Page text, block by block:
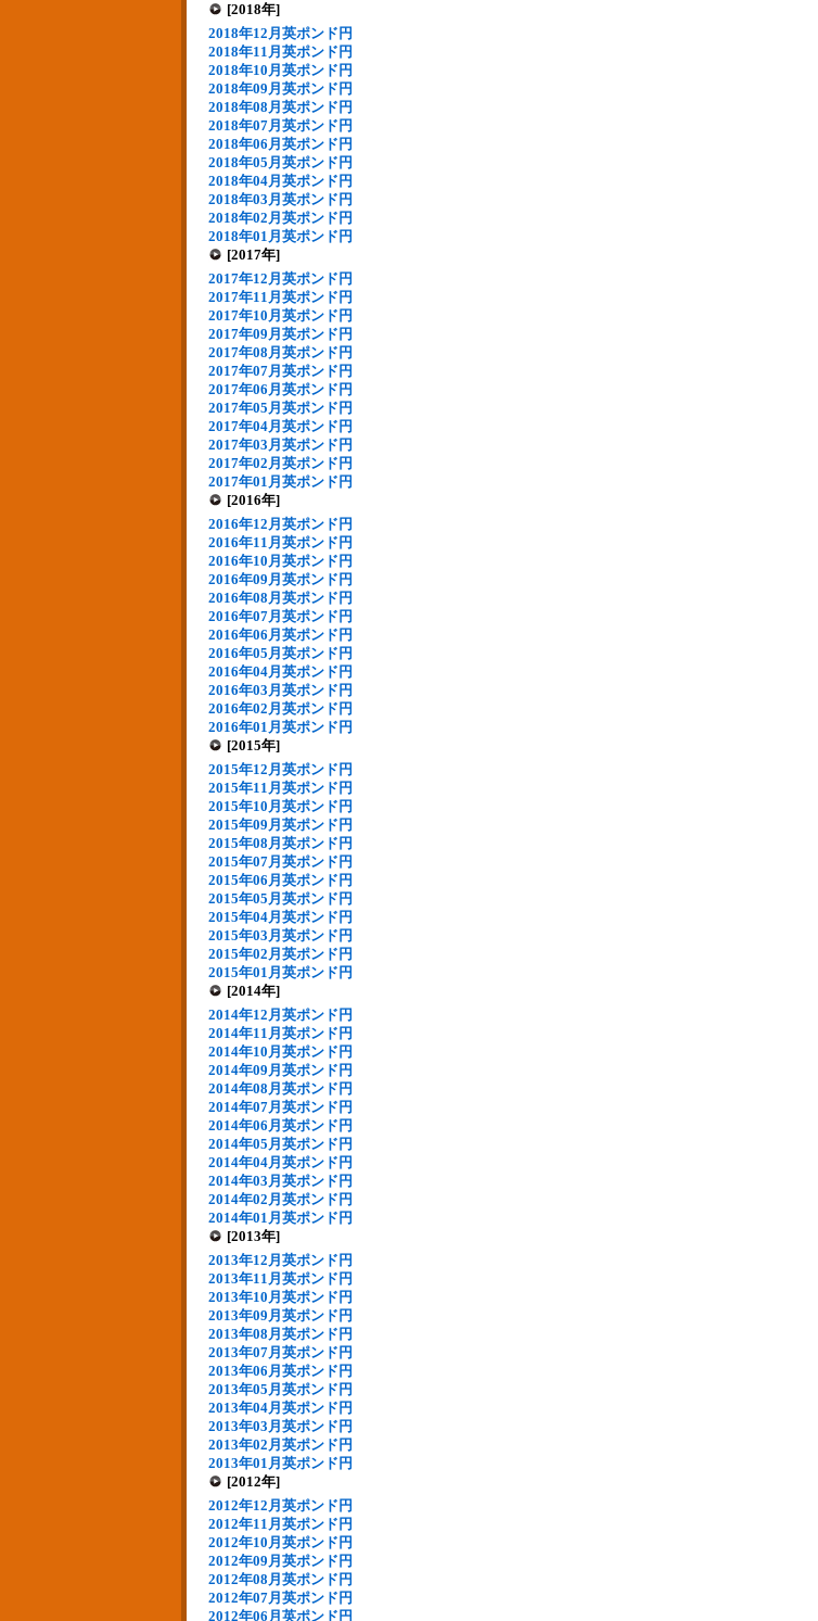
[2018年]
2018年12月英ポンド円
2018年11月英ポンド円
2018年10月英ポンド円
2018年09月英ポンド円
2018年08月英ポンド円
2018年07月英ポンド円
2018年06月英ポンド円
2018年05月英ポンド円
2018年04月英ポンド円
2018年03月英ポンド円
2018年02月英ポンド円
2018年01月英ポンド円
[2017年]
2017年12月英ポンド円
2017年11月英ポンド円
2017年10月英ポンド円
2017年09月英ポンド円
2017年08月英ポンド円
2017年07月英ポンド円
2017年06月英ポンド円
2017年05月英ポンド円
2017年04月英ポンド円
2017年03月英ポンド円
2017年02月英ポンド円
2017年01月英ポンド円
[2016年]
2016年12月英ポンド円
2016年11月英ポンド円
2016年10月英ポンド円
2016年09月英ポンド円
2016年08月英ポンド円
2016年07月英ポンド円
2016年06月英ポンド円
2016年05月英ポンド円
2016年04月英ポンド円
2016年03月英ポンド円
2016年02月英ポンド円
2016年01月英ポンド円
[2015年]
2015年12月英ポンド円
2015年11月英ポンド円
2015年10月英ポンド円
2015年09月英ポンド円
2015年08月英ポンド円
2015年07月英ポンド円
2015年06月英ポンド円
2015年05月英ポンド円
2015年04月英ポンド円
2015年03月英ポンド円
2015年02月英ポンド円
2015年01月英ポンド円
[2014年]
2014年12月英ポンド円
2014年11月英ポンド円
2014年10月英ポンド円
2014年09月英ポンド円
2014年08月英ポンド円
2014年07月英ポンド円
2014年06月英ポンド円
2014年05月英ポンド円
2014年04月英ポンド円
2014年03月英ポンド円
2014年02月英ポンド円
2014年01月英ポンド円
[2013年]
2013年12月英ポンド円
2013年11月英ポンド円
2013年10月英ポンド円
2013年09月英ポンド円
2013年08月英ポンド円
2013年07月英ポンド円
2013年06月英ポンド円
2013年05月英ポンド円
2013年04月英ポンド円
2013年03月英ポンド円
2013年02月英ポンド円
2013年01月英ポンド円
[2012年]
2012年12月英ポンド円
2012年11月英ポンド円
2012年10月英ポンド円
2012年09月英ポンド円
2012年08月英ポンド円
2012年07月英ポンド円
2012年06月英ポンド円